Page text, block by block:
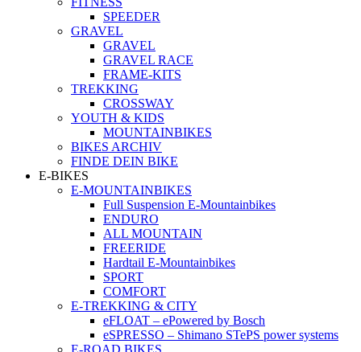
SPEEDER
GRAVEL
GRAVEL
GRAVEL RACE
FRAME-KITS
TREKKING
CROSSWAY
YOUTH & KIDS
MOUNTAINBIKES
BIKES ARCHIV
FINDE DEIN BIKE
E-BIKES
E-MOUNTAINBIKES
Full Suspension E-Mountainbikes
ENDURO
ALL MOUNTAIN
FREERIDE
Hardtail E-Mountainbikes
SPORT
COMFORT
E-TREKKING & CITY
eFLOAT – ePowered by Bosch
eSPRESSO – Shimano STePS power systems
E-ROAD BIKES